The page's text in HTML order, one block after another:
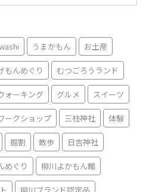
うまかもん お土産
もんめぐり むつごろうランド
ォーキング グルメ スイーツ
ークショップ 三柱神社 体験
掘割 散歩 日吉神社
めぐり 柳川よかもん館